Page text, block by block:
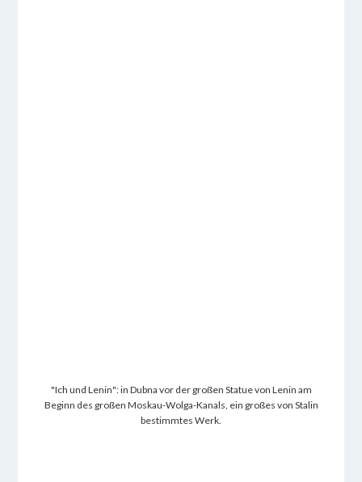
"Ich und Lenin": in Dubna vor der großen Statue von Lenin am
Beginn des großen Moskau-Wolga-Kanals, ein großes von Stalin
bestimmtes Werk.